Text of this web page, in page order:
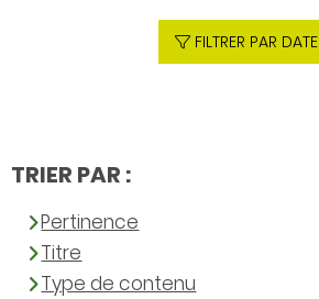
FILTRER PAR DATE
TRIER PAR :
Pertinence
Titre
Type de contenu